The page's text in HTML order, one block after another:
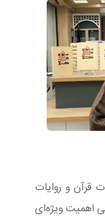
قرآن و روایات
اهمیت ویژه‌ای